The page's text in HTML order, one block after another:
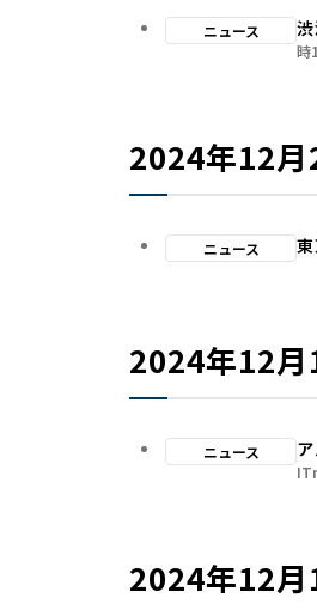
ニュース
時
2024年12月
ニュース
2024年12月
ニュース
2024年12月